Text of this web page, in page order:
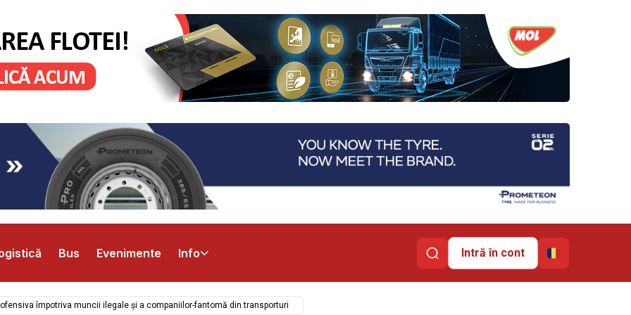
Bus Evenimente Info Intră în cont
împotriva muncii ilegale și a companiilor-fantomă din transporturi